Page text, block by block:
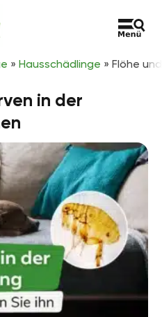
» Hausschädlinge » Flöhe
in der